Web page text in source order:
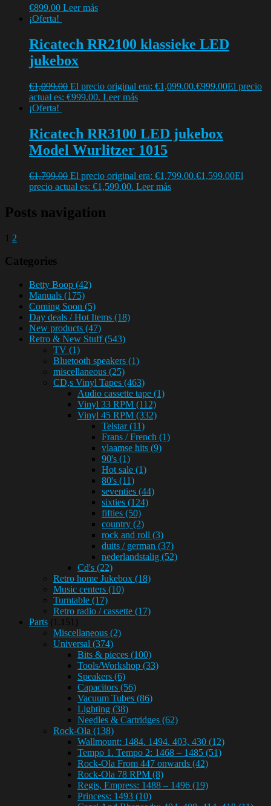
€899.00 Leer más
¡Oferta!
Ricatech RR2100 klassieke LED
jukebox
€1,099.00 El precio original era: €1,099.00.€999.00El precio
actual es: €999.00. Leer más
¡Oferta!
Ricatech RR3100 LED jukebox
Model Wurlitzer 1015
€1,799.00 El precio original era: €1,799.00.€1,599.00El
precio actual es: €1,599.00. Leer más
Posts navigation
1 2
Categories
Betty Boop (42)
Manuals (175)
Coming Soon (5)
Day deals / Hot Items (18)
New products (47)
Retro & New Stuff(543)
TV (1)
Bluetooth speakers (1)
miscellaneous (25)
CD,s Vinyl Tapes (463)
Audio cassette tape (1)
Vinyl 33 RPM (112)
Vinyl 45 RPM (332)
Telstar(11)
Frans / French (1)
vlaamse hits (9)
90's (1)
Hot sale (1)
80's (11)
seventies (44)
sixties (124)
fifties (50)
country (2)
rock and roll (3)
duits / german (37)
nederlandstalig (52)
Cd's (22)
Retro home Jukebox (18)
Music centers (10)
Turntable (17)
Retro radio / cassette (17)
Parts (1.151)
Miscellaneous (2)
Universal (374)
Bits & pieces (100)
Tools/Workshop (33)
Speakers (6)
Capacitors (56)
Vacuum Tubes (86)
Lighting (38)
Needles & Cartridges (62)
Rock-Ola (138)
Wallmount: 1484. 1494. 403, 430 (12)
Tempo 1. Tempo 2: 1468 – 1485 (51)
Rock-Ola From 447 onwards (42)
Rock-Ola 78 RPM (8)
Regis, Empress: 1488 – 1496 (19)
Princess: 1493 (10)